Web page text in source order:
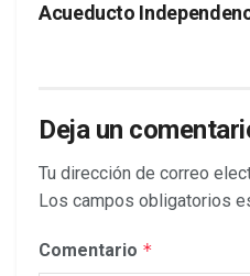
Acueducto
Deja un
Tu dirección de correo
Los campos obligatorios
Comentario *